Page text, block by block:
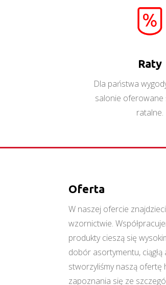
Raty
Dla państwa
salonie oferowane
ratalne.
Oferta
W naszej ofercie
wzornictwie.
produkty cieszą się
dobór asortymentu,
stworzyliśmy naszą ofertę
zapoznania się ze